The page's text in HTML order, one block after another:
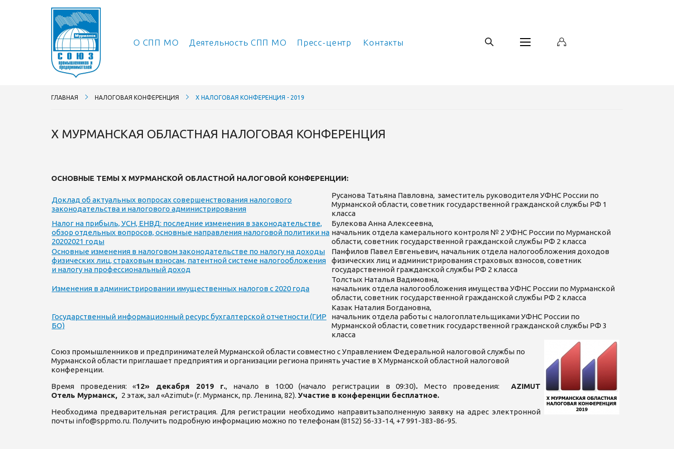
О СПП МО Деятельность СПП МО Пресс-центр Контакты
ГЛАВНАЯ НАЛОГОВАЯ КОНФЕРЕНЦИЯ X НАЛОГОВАЯ КОНФЕРЕНЦИЯ - 2019
X МУРМАНСКАЯ ОБЛАСТНАЯ НАЛОГОВАЯ КОНФЕРЕНЦИЯ
ОСНОВНЫЕ ТЕМЫ Х МУРМАНСКОЙ ОБЛАСТНОЙ НАЛОГОВОЙ КОНФЕРЕНЦИИ:
Доклад об актуальных вопросах совершенствования налогового
законодательства и налогового администрирования
Русанова Татьяна Павловна, заместитель руководителя УФНС России по
Мурманской области, советник государственной гражданской службы РФ 1
класса
Налог на прибыль, УСН, ЕНВД: последние изменения в законодательстве,
обзор отдельных вопросов, основные направления налоговой политики на
20202021 годы
Булекова Анна Алексеевна,
начальник отдела камерального контроля № 2 УФНС России по Мурманской
области, советник государственной гражданской службы РФ 2 класса
Основные изменения в налоговом законодательстве по налогу на доходы
физических лиц, страховым взносам, патентной системе налогообложения
и налогу на профессиональный доход
Панфилов Павел Евгеньевич, начальник отдела налогообложения доходов
физических лиц и администрирования страховых взносов, советник
государственной гражданской службы РФ 2 класса
Изменения в администрировании имущественных налогов с 2020 года
Толстых Наталья Вадимовна,
начальник отдела налогообложения имущества УФНС России по Мурманской
области, советник государственной гражданской службы РФ 2 класса
Государственный информационный ресурс бухгалтерской отчетности (ГИР
БО)
Казак Наталия Богдановна,
начальник отдела работы с налогоплательщиками УФНС России по
Мурманской области, советник государственной гражданской службы РФ 3
класса
Союз промышленников и предпринимателей Мурманской области совместно с Управлением Федеральной налоговой службы по
Мурманской области приглашает предприятия и организации региона принять участие в X Мурманской областной налоговой
конференции.
Время проведения: «12» декабря 2019 г., начало в 10:00 (начало регистрации в 09:30). Место проведения: AZIMUT
Отель Мурманск, 2 этаж, зал «Azimut» (г. Мурманск, пр. Ленина, 82). Участие в конференции бесплатное.
Необходима предварительная регистрация. Для регистрации необходимо направитьзаполненную заявку на адрес электронной
почты info@sppmo.ru. Получить подробную информацию можно по телефонам (8152) 56-33-14, +7 991-383-86-95.